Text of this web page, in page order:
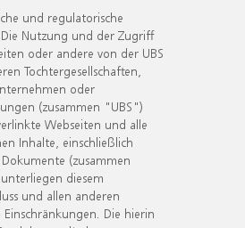
und regulatorische
Nutzung und der Zugriff
oder andere von der UBS
Tochtergesellschaften,
oder
(zusammen "UBS")
Webseiten und alle
Inhalte, einschließlich
(zusammen
diesem
und allen anderen
Die hierin